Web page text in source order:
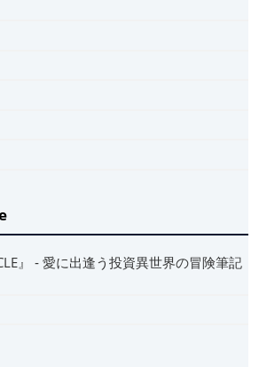
』 ‐ 愛に出逢う投資異世界の冒険筆記